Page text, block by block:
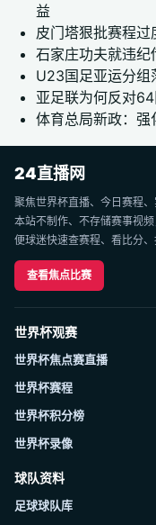
益
皮门塔狠批赛程过
石家庄功夫就违纪
U23国足亚运分组
亚足联为何反对
体育总局新政：
24直播网
聚焦世界杯直播、今日赛程
本站不制作、不存储赛事视
便球迷快速查赛程、看比分、
查看焦点比赛
世界杯观赛
世界杯焦点赛直播
世界杯赛程
世界杯积分榜
世界杯录像
球队资料
足球球队库